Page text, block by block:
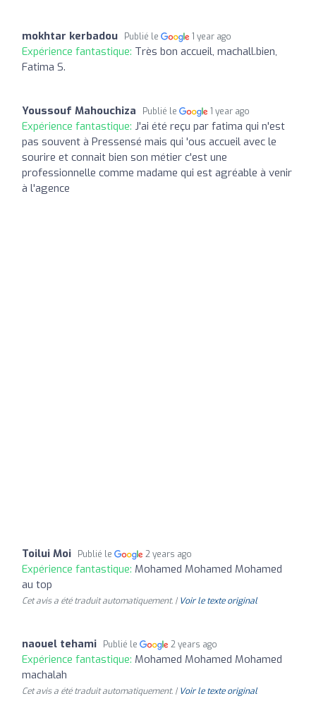
mokhtar kerbadou Publié le 1 year ago
Expérience fantastique: Très bon accueil, machall.bien,
Fatima S.
Youssouf Mahouchiza Publié le 1 year ago
Expérience fantastique: J'ai été reçu par fatima qui n'est
pas souvent à Pressensé mais qui 'ous accueil avec le
sourire et connait bien son métier c'est une
professionnelle comme madame qui est agréable à venir
à l'agence
Toilui Moi Publié le 2 years ago
Expérience fantastique: Mohamed Mohamed Mohamed
au top
Cet avis a été traduit automatiquement. | Voir le texte original
naouel tehami Publié le 2 years ago
Expérience fantastique: Mohamed Mohamed Mohamed
machalah
Cet avis a été traduit automatiquement. | Voir le texte original